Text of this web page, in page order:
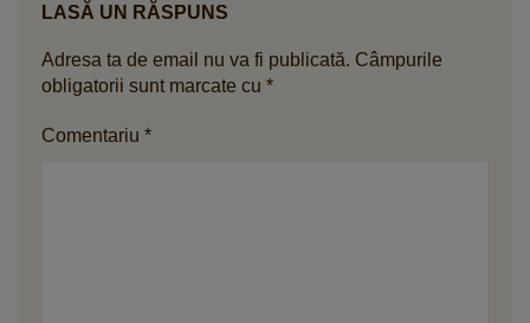
LASĂ UN RĂSPUNS
Adresa ta de email nu va fi publicată. Câmpurile
obligatorii sunt marcate cu *
Comentariu *